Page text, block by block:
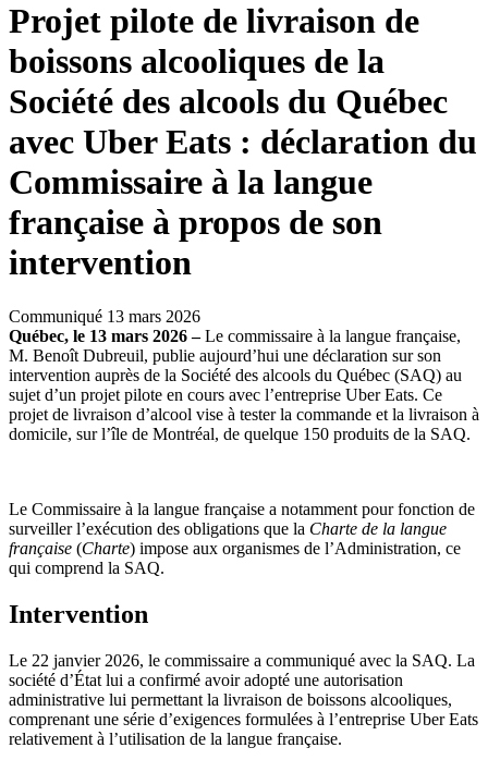
Projet pilote de livraison de
boissons alcooliques de la
Société des alcools du Québec
avec Uber Eats : déclaration du
Commissaire à la langue
française à propos de son
intervention
Communiqué 13 mars 2026
Québec, le 13 mars 2026 –Le commissaire à la langue française,
M. Benoît Dubreuil, publie aujourd’hui une déclaration sur son
intervention auprès de la Société des alcools du Québec (SAQ) au
sujet d’un projet pilote en cours avec l’entreprise Uber Eats. Ce
projet de livraison d’alcool vise à tester la commande et la livraison à
domicile, sur l’île de Montréal, de quelque 150 produits de la SAQ.
Le Commissaire à la langue française a notamment pour fonction de
surveiller l’exécution des obligations que la Charte de la langue
française (Charte) impose aux organismes de l’Administration, ce
qui comprend la SAQ.
Intervention
Le 22 janvier 2026, le commissaire a communiqué avec la SAQ. La
société d’État lui a confirmé avoir adopté une autorisation
administrative lui permettant la livraison de boissons alcooliques,
comprenant une série d’exigences formulées à l’entreprise Uber Eats
relativement à l’utilisation de la langue française.